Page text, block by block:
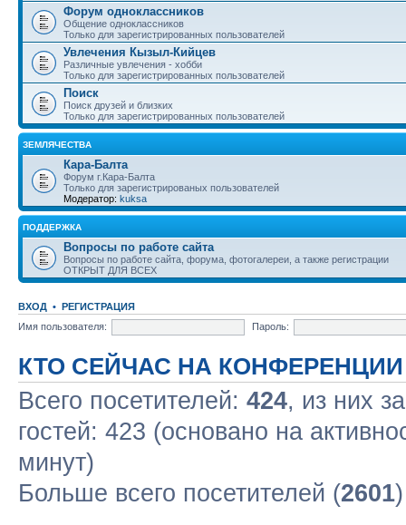
Форум одноклассников
Общение одноклассников
Только для зарегистрированных пользователей
Увлечения Кызыл-Кийцев
Различные увлечения - хобби
Только для зарегистрированных пользователей
Поиск
Поиск друзей и близких
Только для зарегистрированных пользователей
ЗЕМЛЯЧЕСТВА
Кара-Балта
Форум г.Кара-Балта
Только для зарегистрированых пользователей
Модератор: kuksa
ПОДДЕРЖКА
Вопросы по работе сайта
Вопросы по работе сайта, форума, фотогалереи, а также регистрации
ОТКРЫТ ДЛЯ ВСЕХ
ВХОД • РЕГИСТРАЦИЯ
Имя пользователя:
Пароль:
КТО СЕЙЧАС НА КОНФЕРЕНЦИИ
Всего посетителей: 424, из них
гостей: 423 (основано на
минут)
Больше всего посетителей (2601